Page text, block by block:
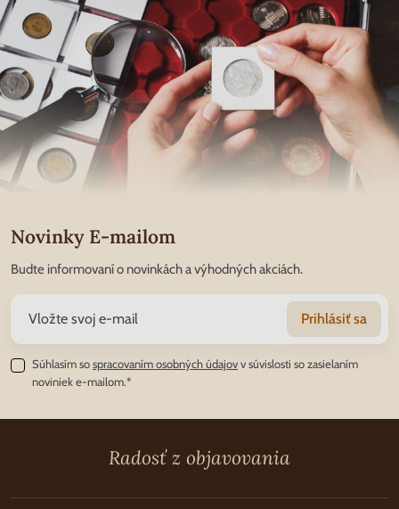
Novinky E-mailom
Budte informovaní o novinkách a výhodných akciách.
Prihlásiť sa
Súhlasím sospracovaním osobných údajovv súvislosti so zasielaním
noviniek e-mailom.*
Radosť z objavovania